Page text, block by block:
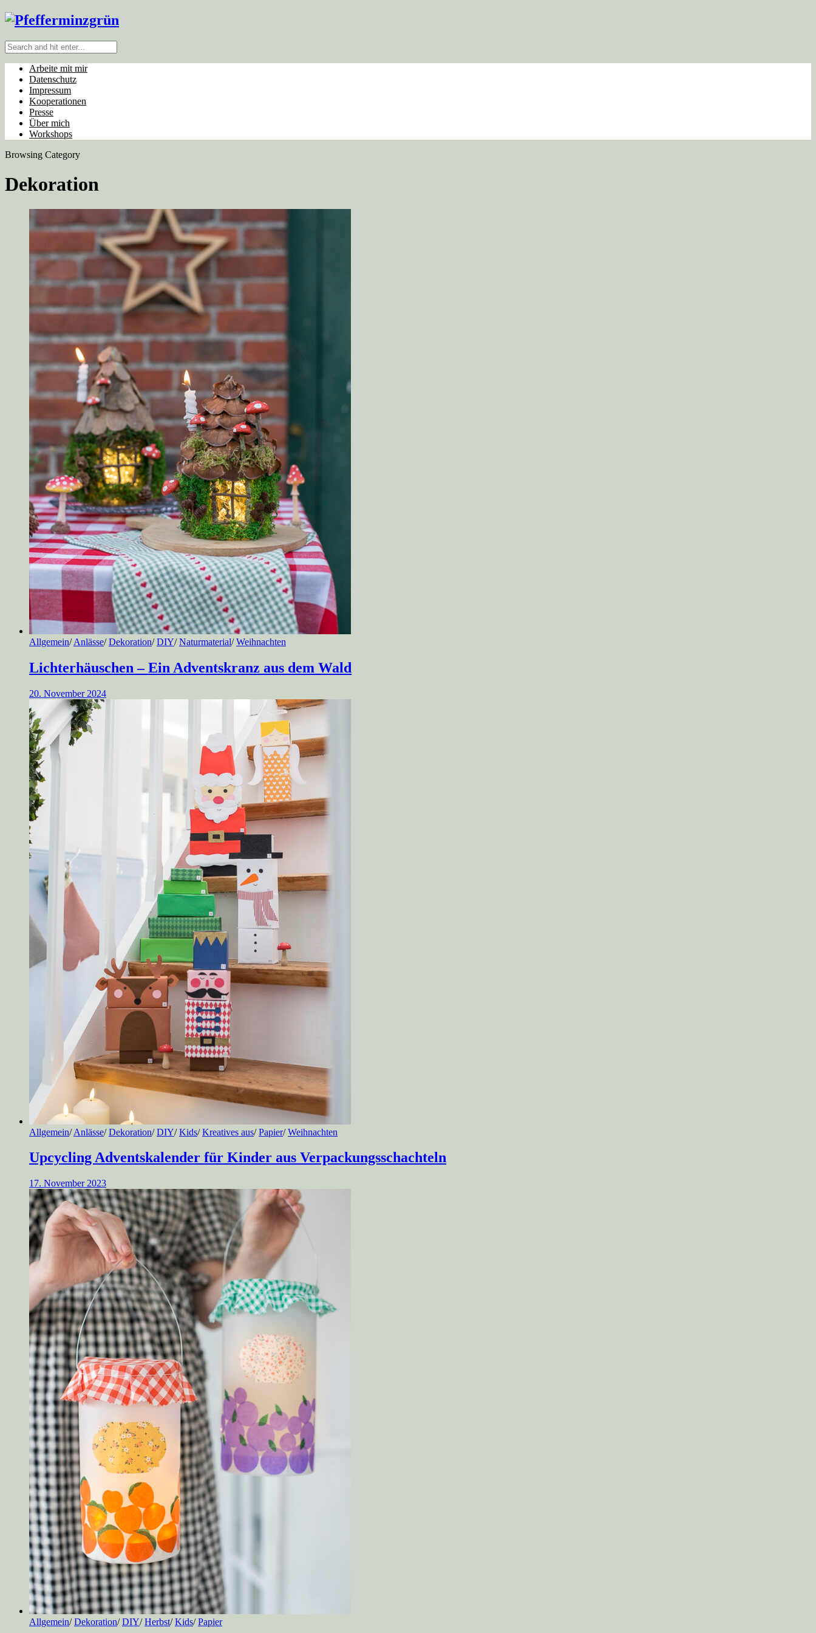
Arbeite mit mir
Datenschutz
Impressum
Kooperationen
Presse
Über mich
Workshops
Browsing Category
Dekoration
Allgemein/ Anlässe/ Dekoration/ DIY/ Naturmaterial/ Weihnachten
Lichterhäuschen – Ein Adventskranz aus dem Wald
20. November 2024
Allgemein/ Anlässe/ Dekoration/ DIY/ Kids/ Kreatives aus/ Papier/ Weihnachten
Upcycling Adventskalender für Kinder aus Verpackungsschachteln
17. November 2023
Allgemein/ Dekoration/ DIY/ Herbst/ Kids/ Papier